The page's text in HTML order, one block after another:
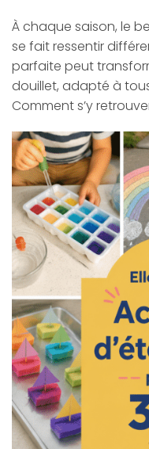
À chaque saison, le
se fait ressentir
parfaite peut
douillet, adapté à
Comment s’y